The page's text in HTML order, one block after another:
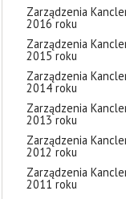
Zarządzenia
2016 roku
Zarządzenia
2015 roku
Zarządzenia
2014 roku
Zarządzenia
2013 roku
Zarządzenia
2012 roku
Zarządzenia
2011 roku